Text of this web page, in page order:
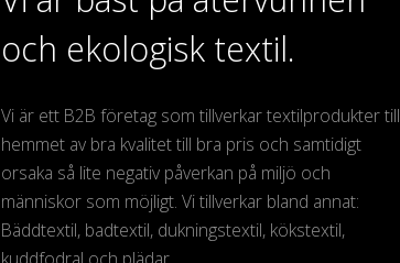
och ekologisk textil.
Vi är ett B2B företag som tillverkar textilprodukter till
hemmet av bra kvalitet till bra pris och samtidigt
orsaka så lite negativ påverkan på miljö och
människor som möjligt. Vi tillverkar bland annat:
Bäddtextil, badtextil, dukningstextil, kökstextil,